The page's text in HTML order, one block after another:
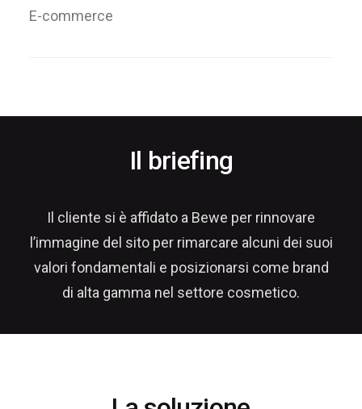
E-commerce
Il briefing
Il cliente si è affidato a Bewe per rinnovare
l’immagine del sito per rimarcare alcuni dei suoi
valori fondamentali e posizionarsi come brand
di alta gamma nel settore cosmetico.